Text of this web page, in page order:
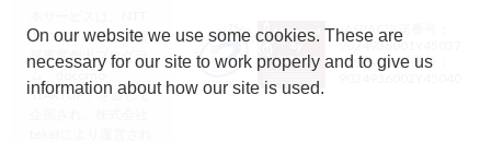
ドコモグループの新
規事業創出プログラ
ム「docomo
STARTUP」を通じて
JASRAC許諾番号：
9024936001Y45037
JASRAC許諾番号：
On our website we use some cookies. These are
necessary for our site to work properly and to give us
information about how our site is used.